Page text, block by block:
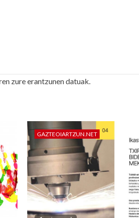
zure erantzunen datuak.
GAZTEOIARTZUN.NET